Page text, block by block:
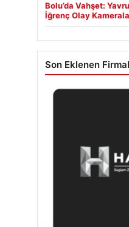
Bolu’da Vahşet:
İğrenç Olay
Son Eklenen